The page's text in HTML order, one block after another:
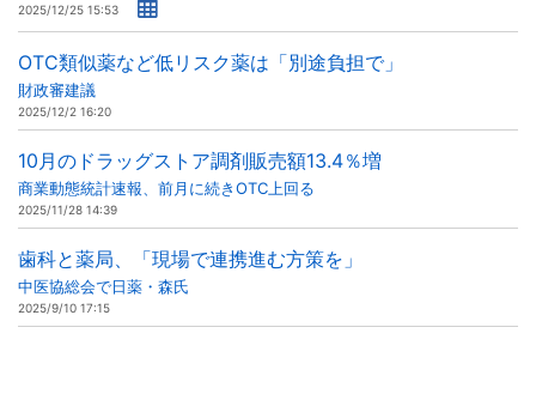
2025/12/25 15:53
OTC類似薬など低リスク薬は「別途負担で」
財政審建議
2025/12/2 16:20
10月のドラッグストア調剤販売額13.4％増
商業動態統計速報、前月に続きOTC上回る
2025/11/28 14:39
歯科と薬局、「現場で連携進む方策を」
中医協総会で日薬・森氏
2025/9/10 17:15